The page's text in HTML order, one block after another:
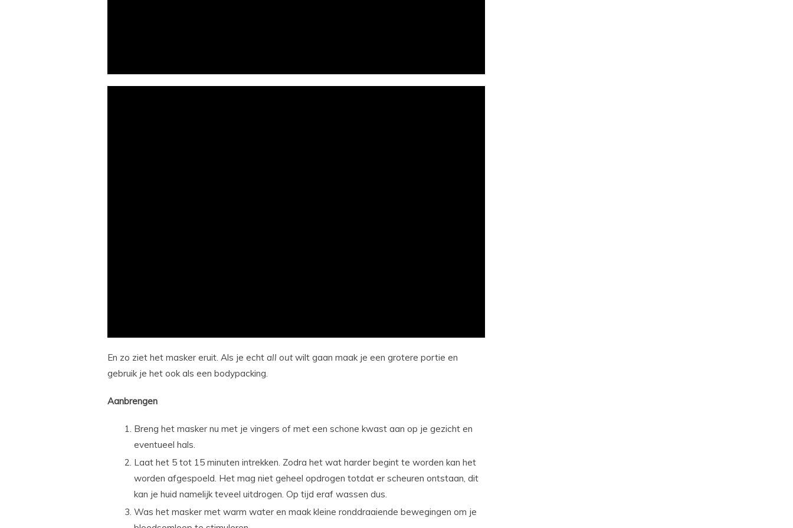
En zo ziet het masker eruit. Als je echt all outwilt gaan maak je een grotere portie en
gebruik je het ook als een bodypacking.
Aanbrengen
Breng het masker nu met je vingers of met een schone kwast aan op je gezicht en
eventueel hals.
Laat het 5 tot 15 minuten intrekken. Zodra het wat harder begint te worden kan het
worden afgespoeld. Het mag niet geheel opdrogen totdat er scheuren ontstaan, dit
kan je huid namelijk teveel uitdrogen. Op tijd eraf wassen dus.
Was het masker met warm water en maak kleine ronddraaiende bewegingen om je